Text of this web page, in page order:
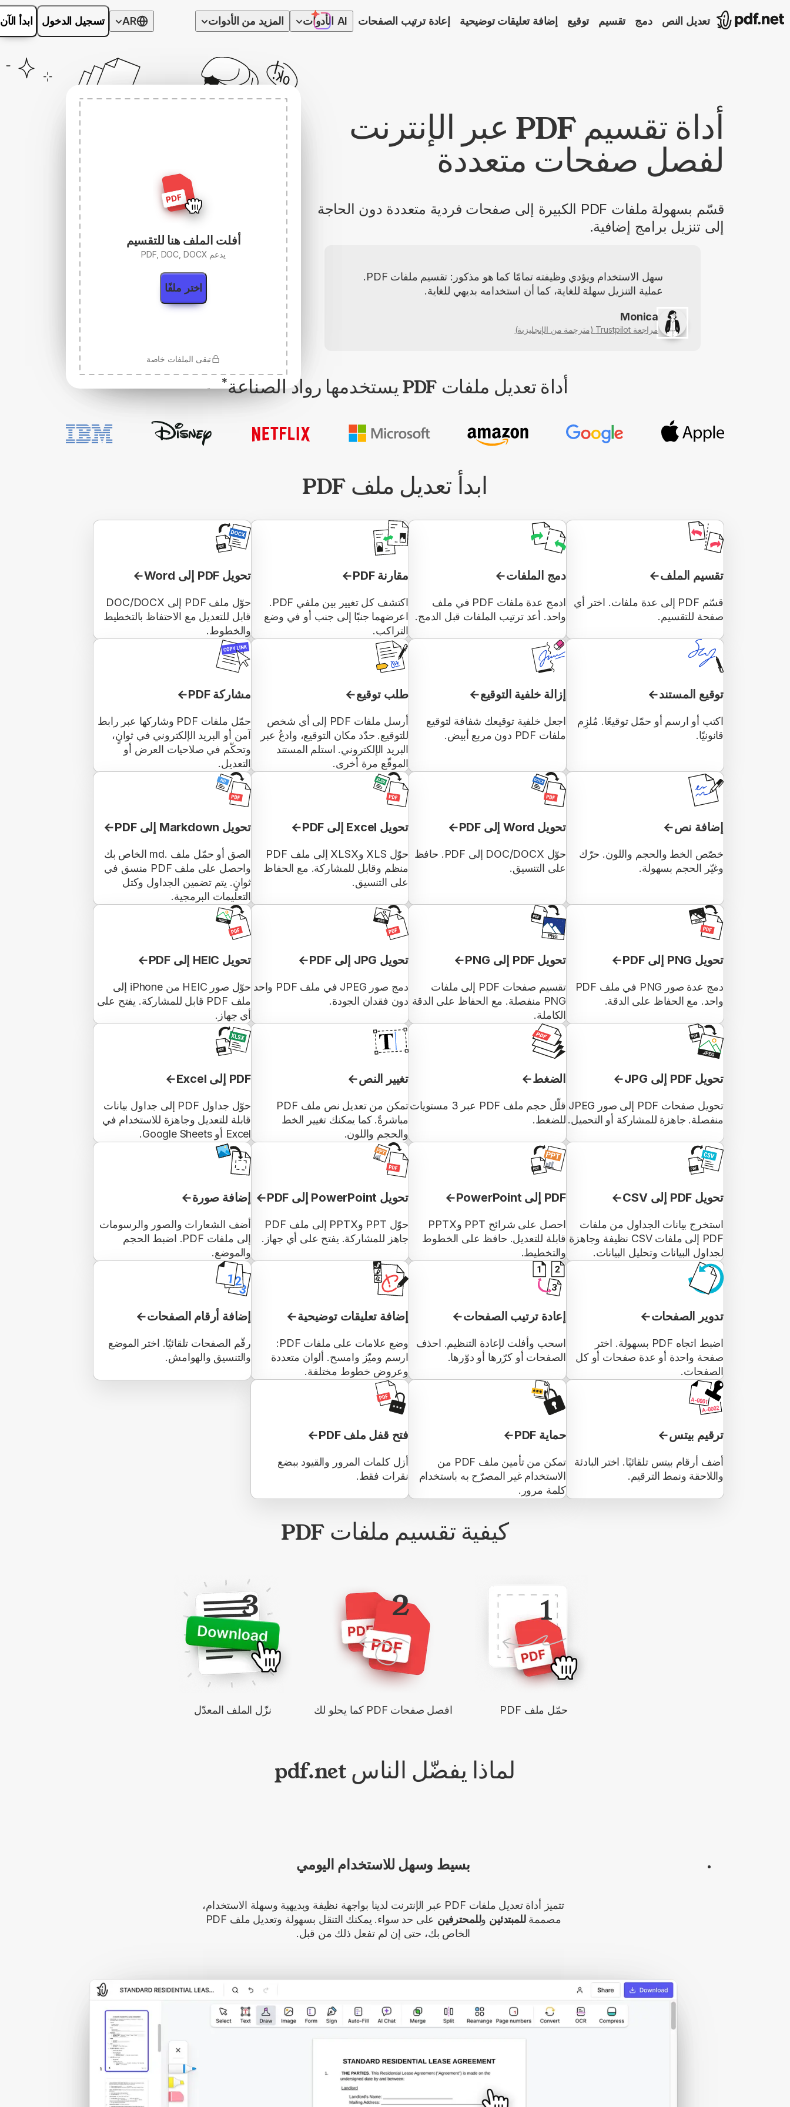
تعديل النص دمج تقسيم توقيع إضافة تعليقات توضيحية إعادة ترتيب الصفحات AI الأدوات المزيد من الأدوات AR تسجيل الدخول ابدأ الآن
أداة تقسيم PDF عبر الإنترنت
لفصل صفحات متعددة
قسّم بسهولة ملفات PDF الكبيرة إلى صفحات فردية متعددة دون الحاجة
إلى تنزيل برامج إضافية.
سهل الاستخدام ويؤدي وظيفته تمامًا كما هو مذكور: تقسيم ملفات PDF.
عملية التنزيل سهلة للغاية، كما أن استخدامه بديهي للغاية.
Monica
مراجعة Trustpilot (مترجمة من الإنجليزية)
أفلت الملف هنا للتقسيم
يدعم PDF, DOC, DOCX
اختر ملفًا
تبقى الملفات خاصة
أداة تعديل ملفات PDF يستخدمها رواد الصناعة *
ابدأ تعديل ملف PDF
تقسيم الملف
قسّم PDF إلى عدة ملفات. اختر أي
صفحة للتقسيم.
دمج الملفات
ادمج عدة ملفات PDF في ملف
واحد. أعد ترتيب الملفات قبل الدمج.
مقارنة PDF
اكتشف كل تغيير بين ملفي PDF.
اعرضهما جنبًا إلى جنب أو في وضع
التراكب.
تحويل PDF إلى Word
حوّل ملف PDF إلى DOC/DOCX
قابل للتعديل مع الاحتفاظ بالتخطيط
والخطوط.
توقيع المستند
اكتب أو ارسم أو حمّل توقيعًا. مُلزِم
قانونيًا.
إزالة خلفية التوقيع
اجعل خلفية توقيعك شفافة لتوقيع
ملفات PDF دون مربع أبيض.
طلب توقيع
أرسل ملفات PDF إلى أي شخص
للتوقيع. حدّد مكان التوقيع، وادعُ عبر
البريد الإلكتروني. استلم المستند
الموقّع مرة أخرى.
مشاركة PDF
حمّل ملفات PDF وشاركها عبر رابط
آمن أو البريد الإلكتروني في ثوانٍ،
وتحكّم في صلاحيات العرض أو
التعديل.
إضافة نص
خصّص الخط والحجم واللون. حرّك
وغيّر الحجم بسهولة.
تحويل Word إلى PDF
حوّل DOC/DOCX إلى PDF. حافظ
على التنسيق.
تحويل Excel إلى PDF
حوّل XLS وXLSX إلى ملف PDF
منظم وقابل للمشاركة. مع الحفاظ
على التنسيق.
تحويل Markdown إلى PDF
الصق أو حمّل ملف .md الخاص بك
واحصل على ملف PDF منسق في
ثوانٍ. يتم تضمين الجداول وكتل
التعليمات البرمجية.
تحويل PNG إلى PDF
دمج عدة صور PNG في ملف PDF
واحد. مع الحفاظ على الدقة.
تحويل PDF إلى PNG
تقسيم صفحات PDF إلى ملفات
PNG منفصلة. مع الحفاظ على الدقة
الكاملة.
تحويل JPG إلى PDF
دمج صور JPEG في ملف PDF واحد
دون فقدان الجودة.
تحويل HEIC إلى PDF
حوّل صور HEIC من iPhone إلى
ملف PDF قابل للمشاركة. يفتح على
أي جهاز.
تحويل PDF إلى JPG
تحويل صفحات PDF إلى صور JPEG
منفصلة. جاهزة للمشاركة أو التحميل.
الضغط
قلّل حجم ملف PDF عبر 3 مستويات
للضغط.
تغيير النص
تمكن من تعديل نص ملف PDF
مباشرةً. كما يمكنك تغيير الخط
والحجم واللون.
PDF إلى Excel
حوّل جداول PDF إلى جداول بيانات
قابلة للتعديل وجاهزة للاستخدام في
Excel أو Google Sheets.
تحويل PDF إلى CSV
استخرج بيانات الجداول من ملفات
PDF إلى ملفات CSV نظيفة وجاهزة
لجداول البيانات وتحليل البيانات.
PDF إلى PowerPoint
احصل على شرائح PPT وPPTX
قابلة للتعديل. حافظ على الخطوط
والتخطيط.
تحويل PowerPoint إلى PDF
حوّل PPT وPPTX إلى ملف PDF
جاهز للمشاركة. يفتح على أي جهاز.
إضافة صورة
أضف الشعارات والصور والرسومات
إلى ملفات PDF. اضبط الحجم
والموضع.
تدوير الصفحات
اضبط اتجاه PDF بسهولة. اختر
صفحة واحدة أو عدة صفحات أو كل
الصفحات.
إعادة ترتيب الصفحات
اسحب وأفلت لإعادة التنظيم. احذف
الصفحات أو كرّرها أو دوّرها.
إضافة تعليقات توضيحية
وضع علامات على ملفات PDF:
ارسم وميّز وامسح. ألوان متعددة
وعروض خطوط مختلفة.
إضافة أرقام الصفحات
رقّم الصفحات تلقائيًا. اختر الموضع
والتنسيق والهوامش.
ترقيم بيتس
أضف أرقام بيتس تلقائيًا. اختر البادئة
واللاحقة ونمط الترقيم.
حماية PDF
تمكن من تأمين ملف PDF من
الاستخدام غير المصرّح به باستخدام
كلمة مرور.
فتح قفل ملف PDF
أزل كلمات المرور والقيود ببضع
نقرات فقط.
كيفية تقسيم ملفات PDF
1
حمّل ملف PDF
2
افصل صفحات PDF كما يحلو لك
3
نزّل الملف المعدّل
لماذا يفضّل الناس pdf.net
بسيط وسهل للاستخدام اليومي
تتميز أداة تعديل ملفات PDF عبر الإنترنت لدينا بواجهة نظيفة وبديهية وسهلة الاستخدام،
مصممةللمبتدئين وللمحترفين
على حد سواء. يمكنك التنقل بسهولة وتعديل ملف PDF
الخاص بك، حتى إن لم تفعل ذلك من قبل.